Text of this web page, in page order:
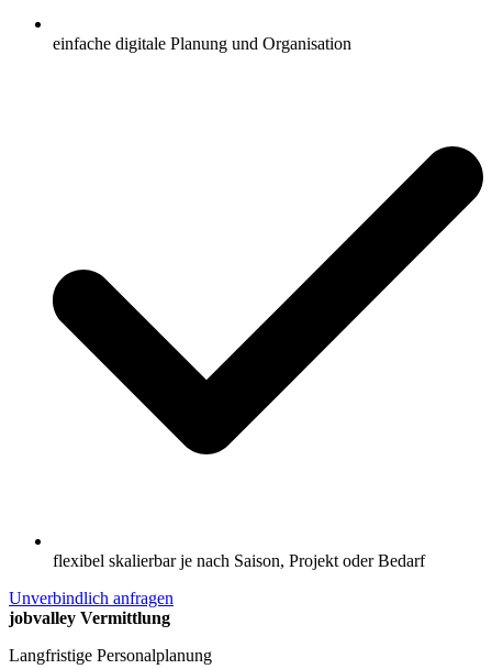
einfache digitale Planung und Organisation
flexibel skalierbar je nach Saison, Projekt oder Bedarf
Unverbindlich anfragen
jobvalley Vermittlung
Langfristige Personalplanung